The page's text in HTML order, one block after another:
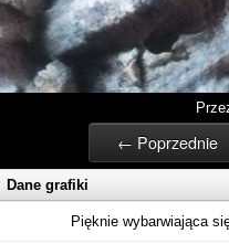
← Poprzednie
Dane grafiki
Pięknie wybarwiająca